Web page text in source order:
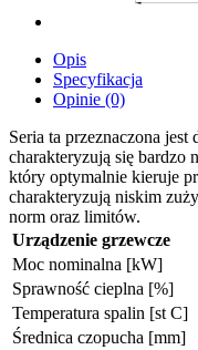
Opis
Specyfikacja
Opinie (0)
Seria ta przeznaczona
charakteryzują się bardzo
który optymalnie kieruje
charakteryzują niskim
norm oraz limitów.
Urządzenie grzewcze
Moc nominalna [kW]
Sprawność cieplna [%]
Temperatura spalin [st C]
Średnica czopucha [mm]